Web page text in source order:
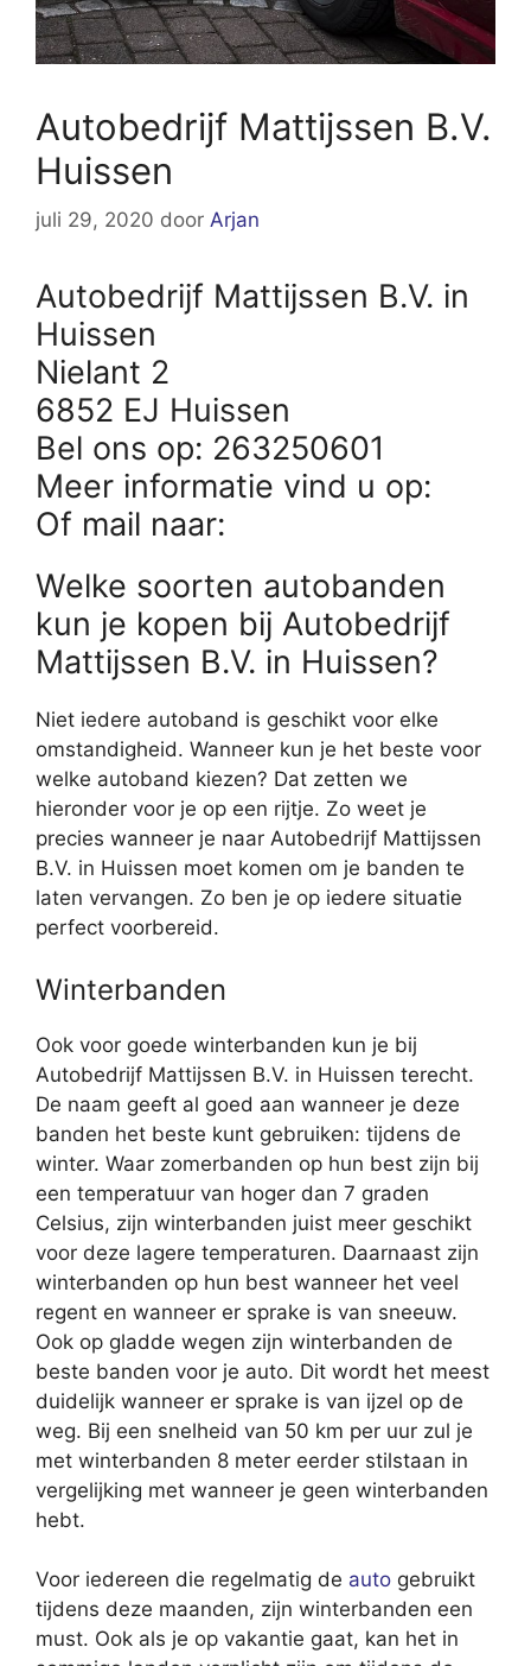
Autobedrijf Mattijssen B.V.
Huissen
juli 29, 2020 door Arjan
Autobedrijf Mattijssen B.V. in
Huissen
Nielant 2
6852 EJ Huissen
Bel ons op: 263250601
Meer informatie vind u op:
Of mail naar:
Welke soorten autobanden
kun je kopen bij Autobedrijf
Mattijssen B.V. in Huissen?
Niet iedere autoband is geschikt voor elke
omstandigheid. Wanneer kun je het beste voor
welke autoband kiezen? Dat zetten we
hieronder voor je op een rijtje. Zo weet je
precies wanneer je naar Autobedrijf Mattijssen
B.V. in Huissen moet komen om je banden te
laten vervangen. Zo ben je op iedere situatie
perfect voorbereid.
Winterbanden
Ook voor goede winterbanden kun je bij
Autobedrijf Mattijssen B.V. in Huissen terecht.
De naam geeft al goed aan wanneer je deze
banden het beste kunt gebruiken: tijdens de
winter. Waar zomerbanden op hun best zijn bij
een temperatuur van hoger dan 7 graden
Celsius, zijn winterbanden juist meer geschikt
voor deze lagere temperaturen. Daarnaast zijn
winterbanden op hun best wanneer het veel
regent en wanneer er sprake is van sneeuw.
Ook op gladde wegen zijn winterbanden de
beste banden voor je auto. Dit wordt het meest
duidelijk wanneer er sprake is van ijzel op de
weg. Bij een snelheid van 50 km per uur zul je
met winterbanden 8 meter eerder stilstaan in
vergelijking met wanneer je geen winterbanden
hebt.
Voor iedereen die regelmatig de auto gebruikt
tijdens deze maanden, zijn winterbanden een
must. Ook als je op vakantie gaat, kan het in